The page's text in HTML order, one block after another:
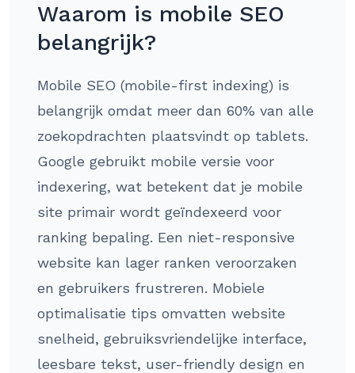
Waarom is mobile SEO
belangrijk?
Mobile SEO (mobile-first indexing) is
belangrijk omdat meer dan 60% van alle
zoekopdrachten plaatsvindt op tablets.
Google gebruikt mobile versie voor
indexering, wat betekent dat je mobile
site primair wordt geïndexeerd voor
ranking bepaling. Een niet-responsive
website kan lager ranken veroorzaken
en gebruikers frustreren. Mobiele
optimalisatie tips omvatten website
snelheid, gebruiksvriendelijke interface,
leesbare tekst, user-friendly design en